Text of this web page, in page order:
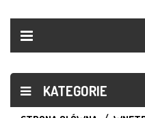
KATEGORIE